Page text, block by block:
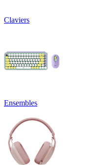
Claviers
Ensembles